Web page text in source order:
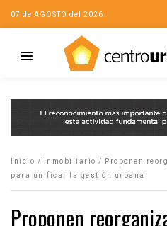
07 de AGOSTO del 2026
Inicio / Inmobiliario /
Proponen
para unificar la gestión urbana
Proponen